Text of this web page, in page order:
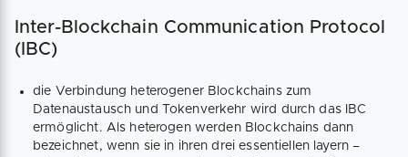
Inter-Blockchain Communication Protocol
(IBC)
die Verbindung heterogener Blockchains zum
Datenaustausch und Tokenverkehr wird durch das IBC
ermöglicht. Als heterogen werden Blockchains dann
bezeichnet, wenn sie in ihren drei essentiellen layern –